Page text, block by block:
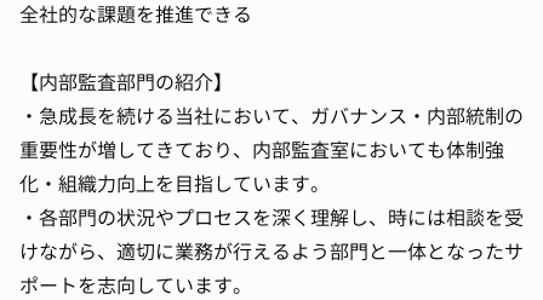
全社的な課題を推進できる
【内部監査部門の紹介】
・急成長を続ける当社において、ガバナンス・内部統制の
重要性が増してきており、内部監査室においても体制強
化・組織力向上を目指しています。
・各部門の状況やプロセスを深く理解し、時には相談を受
けながら、適切に業務が行えるよう部門と一体となったサ
ポートを志向しています。